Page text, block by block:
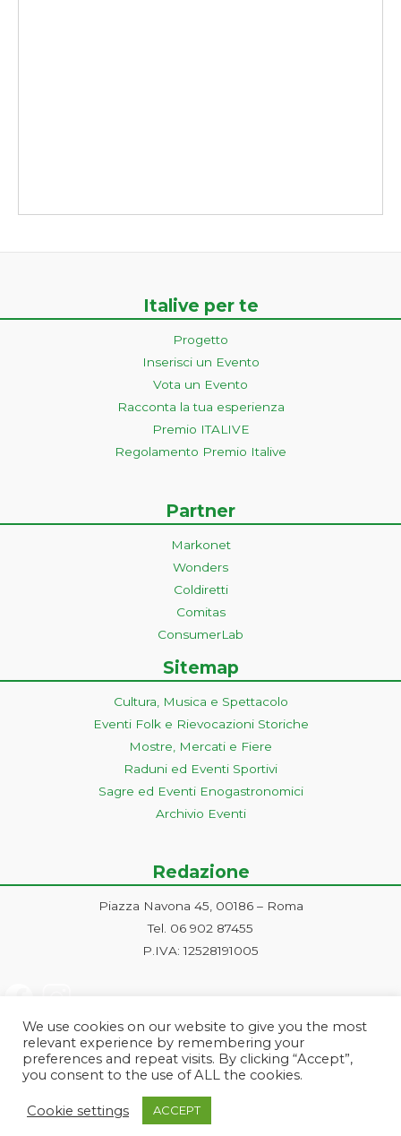
Italive per te
Progetto
Inserisci un Evento
Vota un Evento
Racconta la tua esperienza
Premio ITALIVE
Regolamento Premio Italive
Partner
Markonet
Wonders
Coldiretti
Comitas
ConsumerLab
Sitemap
Cultura, Musica e Spettacolo
Eventi Folk e Rievocazioni Storiche
Mostre, Mercati e Fiere
Raduni ed Eventi Sportivi
Sagre ed Eventi Enogastronomici
Archivio Eventi
Redazione
Piazza Navona 45, 00186 – Roma
Tel. 06 902 87455
P.IVA: 12528191005
Roma | PI e CF: 12528191005 | markonetsrl@pec.it |
We use cookies on our website to give you the most
relevant experience by remembering your
preferences and repeat visits. By clicking “Accept”,
you consent to the use of ALL the cookies.
Cookie settings ACCEPT